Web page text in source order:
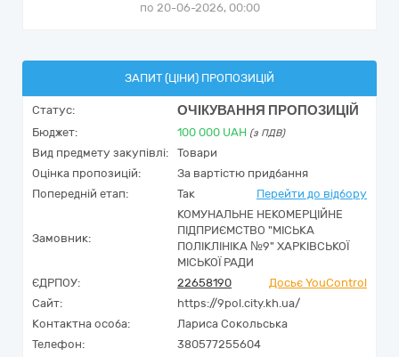
по 20-06-2026, 00:00
ЗАПИТ (ЦІНИ) ПРОПОЗИЦІЙ
Статус: ОЧІКУВАННЯ ПРОПОЗИЦІЙ
Бюджет: 100 000 UAH (з ПДВ)
Вид предмету закупівлі:
Товари
Оцінка пропозицій:
За вартістю придбання
Попередній етап:
Так Перейти до відбору
Замовник:
КОМУНАЛЬНЕ НЕКОМЕРЦІЙНЕ
ПІДПРИЄМСТВО "МІСЬКА
ПОЛІКЛІНІКА №9" ХАРКІВСЬКОЇ
МІСЬКОЇ РАДИ
ЄДРПОУ:
22658190
Досьє YouControl
Сайт:
https://9pol.city.kh.ua/
Контактна особа:
Лариса Сокольська
Телефон:
380577255604